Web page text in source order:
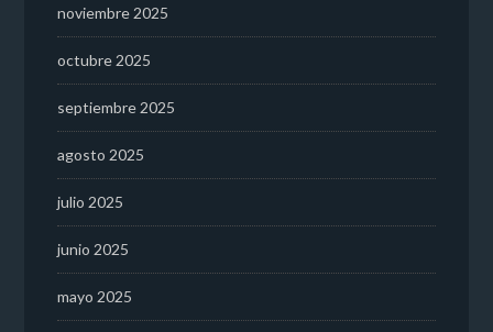
noviembre 2025
octubre 2025
septiembre 2025
agosto 2025
julio 2025
junio 2025
mayo 2025